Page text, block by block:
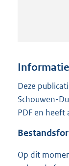
Deze
Schouwen-
PDF en
Op dit